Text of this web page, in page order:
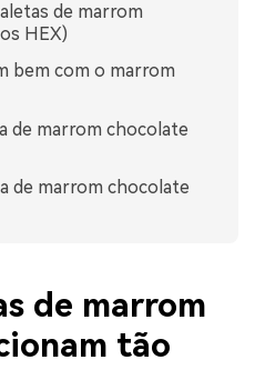
de marrom
HEX)
bem com o marrom
de marrom chocolate
de marrom chocolate
de marrom
tão